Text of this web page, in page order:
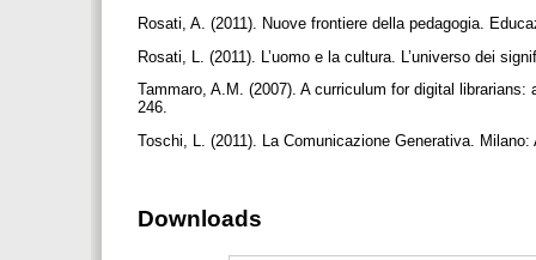
Rosati, A. (2011). Nuove frontiere della pedagogia.
Rosati, L. (2011). L’uomo e la cultura. L’universo dei
Tammaro, A.M. (2007). A curriculum for digital
246.
Toschi, L. (2011). La Comunicazione Generativa.
Downloads